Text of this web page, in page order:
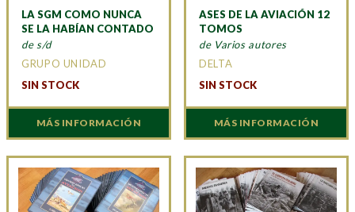
LA SGM COMO NUNCA
SE LA HABÍAN CONTADO
de s/d
GRUPO UNIDAD
SIN STOCK
MÁS INFORMACIÓN
ASES DE LA AVIACIÓN 12
TOMOS
de Varios autores
DELTA
SIN STOCK
MÁS INFORMACIÓN